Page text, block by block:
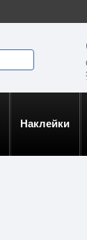
Наклейки